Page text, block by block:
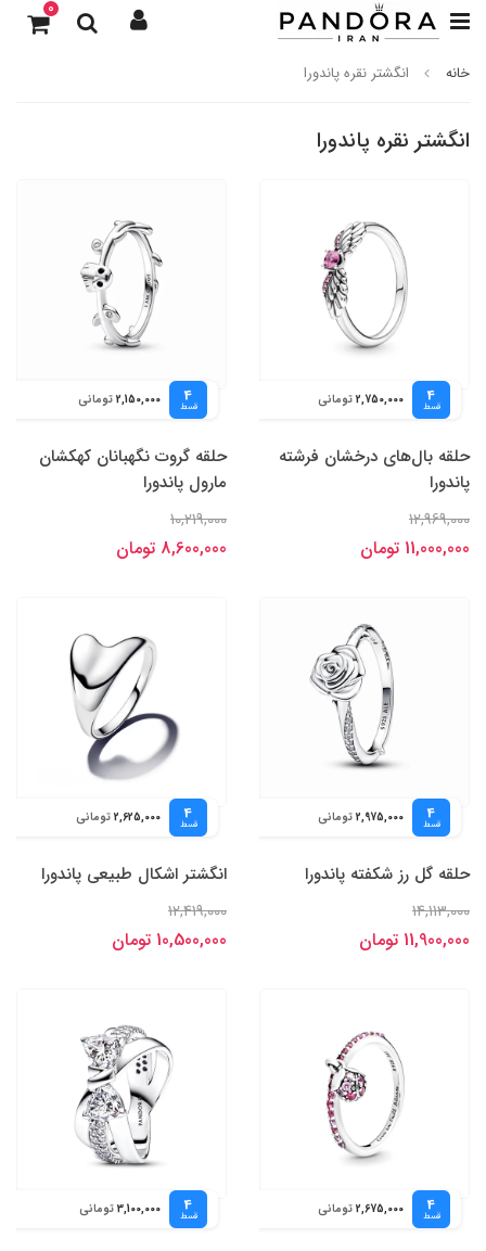
0
خانه انگشتر نقره پاندورا
انگشتر نقره پاندورا
4
قسط 2,750,000 تومانی
حلقه بال‌های درخشان فرشته
پاندورا
12,969,000
11,000,000 تومان
4
قسط 2,150,000 تومانی
حلقه گروت نگهبانان کهکشان
مارول پاندورا
10,219,000
8,600,000 تومان
4
قسط 2,975,000 تومانی
حلقه گل رز شکفته پاندورا
14,113,000
11,900,000 تومان
4
قسط 2,625,000 تومانی
انگشتر اشکال طبیعی پاندورا
12,419,000
10,500,000 تومان
4
قسط 2,675,000 تومانی 4
قسط 3,100,000 تومانی